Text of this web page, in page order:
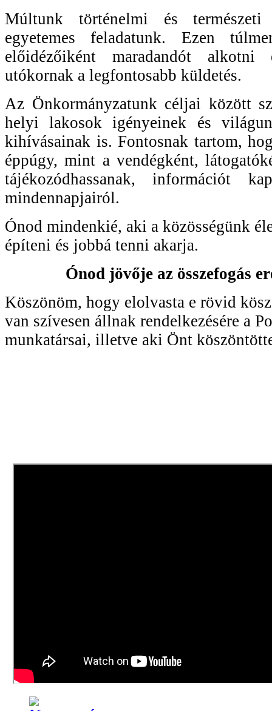
Múltunk történelmi és természeti
egyetemes feladatunk. Ezen
előidézőiként maradandót
utókornak a legfontosabb küldetés.
Az Önkormányzatunk céljai között
helyi lakosok igényeinek és
kihívásainak is. Fontosnak tartom,
éppúgy, mint a vendégként,
tájékozódhassanak, információt
mindennapjairól.
Ónod mindenkié, aki a közösségünk
építeni és jobbá tenni akarja.
Ónod jövője az összefogás
Köszönöm, hogy elolvasta e rövid
van szívesen állnak rendelkezésére a
munkatársai, illetve aki Önt